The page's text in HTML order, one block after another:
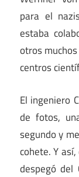
para el
estaba
otros
centros
El ingeniero
de fotos,
segundo y
cohete. Y
despegó del